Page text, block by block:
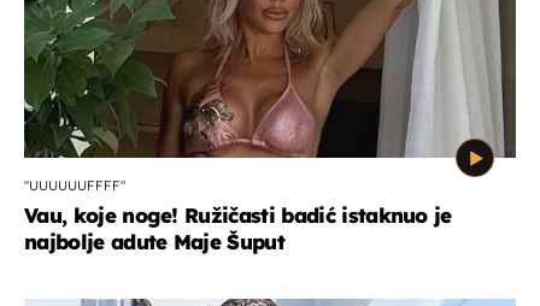
"UUUUUUFFFF"
Vau, koje noge! Ružičasti badić istaknuo je
najbolje adute Maje Šuput